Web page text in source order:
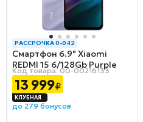
РАССРОЧКА 0-0-12
Смартфон 6.9" Xiaomi
REDMI 15 6/128Gb Purple
Код товара: 00-00216133
13 999₽
до 279 бонусов